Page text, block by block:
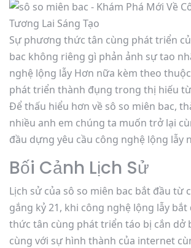
Sự phương thức tân cùng phát triển
bac không riêng gì phản ảnh sự tao
nghệ lộng lẫy Hơn nữa kèm theo
phát triển thành đụng trong thị hiếu
Để thấu hiểu hơn về sô so miên bac,
nhiều anh em chúng ta muốn trở lại
đầu dựng yêu cầu công nghệ lộng lẫy
Bối Cảnh Lịch Sử
Lịch sử của sô so miên bac bắt đầu từ
gắng kỷ 21, khi công nghệ lộng lẫy
thức tân cùng phát triển táo bị cắn dở
cùng với sự hình thành của internet